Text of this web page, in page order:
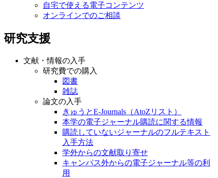
自宅で使える電子コンテンツ
オンラインでのご相談
研究支援
文献・情報の入手
研究費での購入
図書
雑誌
論文の入手
きゅうとE-Journals（AtoZリスト）
本学の電子ジャーナル購読に関する情報
購読していないジャーナルのフルテキスト
入手方法
学外からの文献取り寄せ
キャンパス外からの電子ジャーナル等の利
用